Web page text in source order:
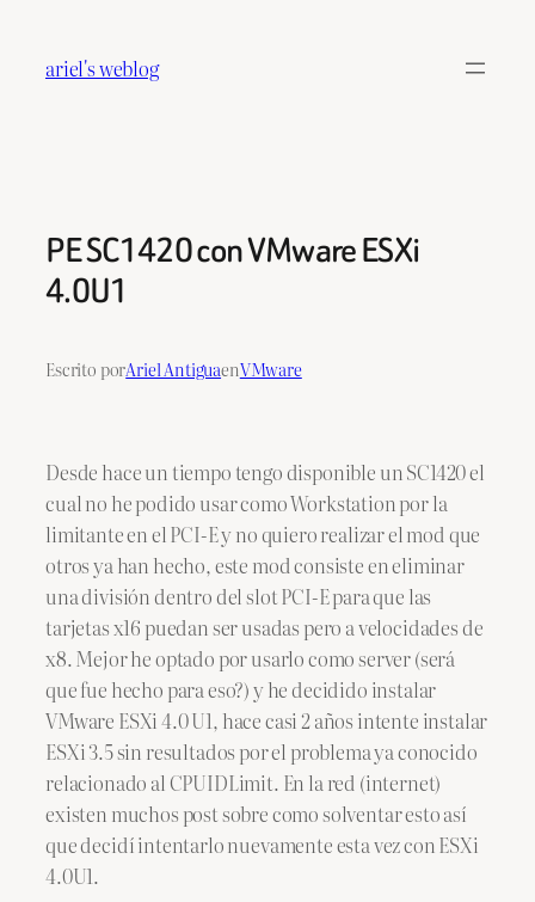
contenido
ariel's weblog
PE SC1420 con VMware ESXi
4.0U1
Escrito porAriel AntiguaenVMware
Desde hace un tiempo tengo disponible un SC1420 el
cual no he podido usar como Workstation por la
limitante en el PCI-E y no quiero realizar el mod que
otros ya han hecho, este mod consiste en eliminar
una división dentro del slot PCI-E para que las
tarjetas x16 puedan ser usadas pero a velocidades de
x8. Mejor he optado por usarlo como server (será
que fue hecho para eso?) y he decidido instalar
VMware ESXi 4.0 U1, hace casi 2 años intente instalar
ESXi 3.5 sin resultados por el problema ya conocido
relacionado al CPUIDLimit. En la red (internet)
existen muchos post sobre como solventar esto así
que decidí intentarlo nuevamente esta vez con ESXi
4.0U1.